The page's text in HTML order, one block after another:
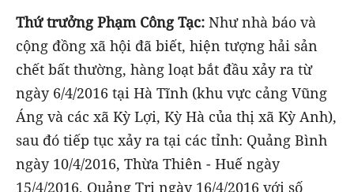
Thứ trưởng Phạm Công Tạc: Như nhà báo và
cộng đồng xã hội đã biết, hiện tượng hải sản
chết bất thường, hàng loạt bắt đầu xảy ra từ
ngày 6/4/2016 tại Hà Tĩnh (khu vực cảng Vũng
Áng và các xã Kỳ Lợi, Kỳ Hà của thị xã Kỳ Anh),
sau đó tiếp tục xảy ra tại các tỉnh: Quảng Bình
ngày 10/4/2016, Thừa Thiên - Huế ngày
15/4/2016, Quảng Trị ngày 16/4/2016 với số